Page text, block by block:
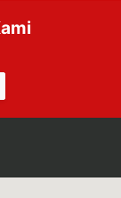
bawah ini